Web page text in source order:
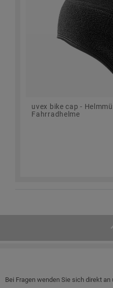
uvex bike cap -
Fahrradhelme
Bei Fragen wenden Sie sich direkt an